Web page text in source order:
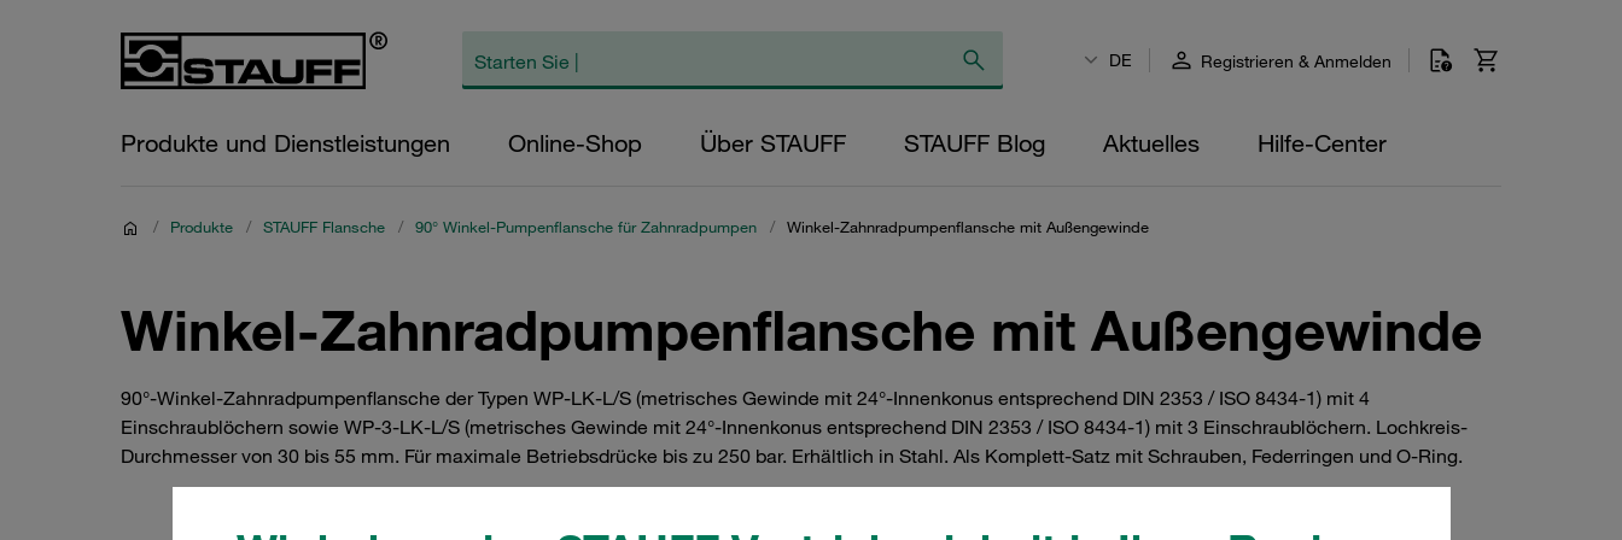
DE Registrieren & Anmelden
Produkte und Dienstleistungen Online-Shop Über STAUFF STAUFF Blog Aktuelles Hilfe-Center
/ Produkte / STAUFF Flansche / 90° Winkel-Pumpenflansche für Zahnradpumpen / Winkel-Zahnradpumpenflansche mit Außengewinde
Winkel-Zahnradpumpenflansche mit Außengewinde
90°-Winkel-Zahnradpumpenflansche der Typen WP-LK-L/S (metrisches Gewinde mit 24°-Innenkonus entsprechend DIN 2353 / ISO 8434-1) mit 4
Einschraublöchern sowie WP-3-LK-L/S (metrisches Gewinde mit 24°-Innenkonus entsprechend DIN 2353 / ISO 8434-1) mit 3 Einschraublöchern. Lochkreis-
Durchmesser von 30 bis 55 mm. Für maximale Betriebsdrücke bis zu 250 bar. Erhältlich in Stahl. Als Komplett-Satz mit Schrauben, Federringen und O-Ring.